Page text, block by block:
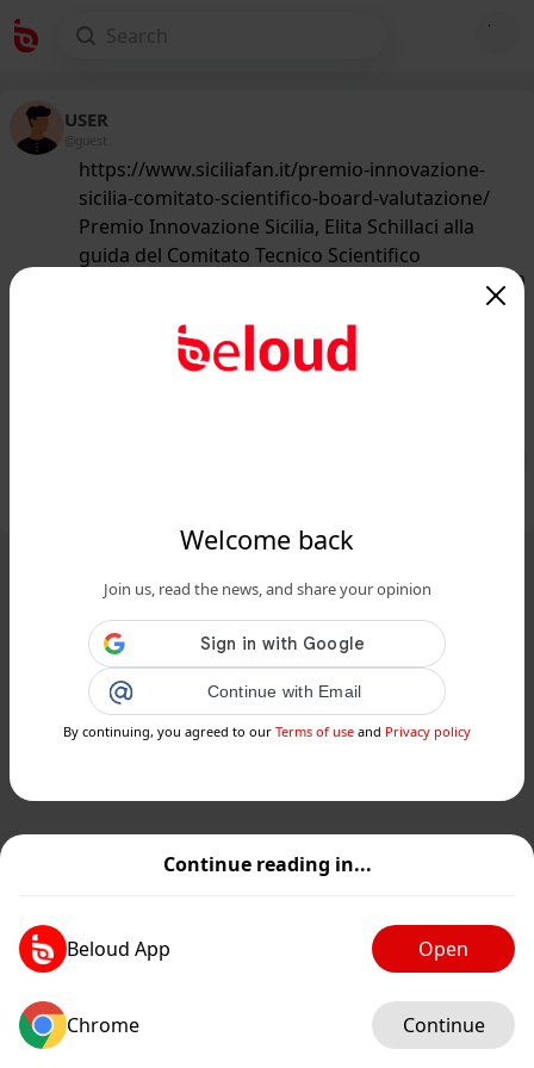
Continue reading in...
Beloud App Open
Chrome Continue
Welcome back
Join us, read the news, and share your opinion
Continue with Email
By continuing, you agreed to our Terms of use and Privacy policy
USER
@guest
https://www.siciliafan.it/premio-innovazione-
sicilia-comitato-scientifico-board-valutazione/
Premio Innovazione Sicilia, Elita Schillaci alla
guida del Comitato Tecnico Scientifico
/50
Premio Innovazione Sicilia, Elita
Schillaci alla guida del Comitato